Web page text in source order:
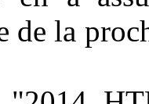
de la